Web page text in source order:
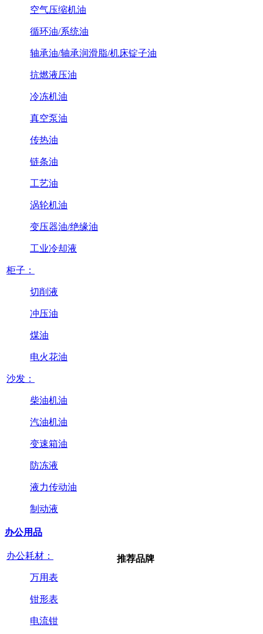
空气压缩机油
循环油/系统油
轴承油/轴承润滑脂/机床锭子油
抗燃液压油
冷冻机油
真空泵油
传热油
链条油
工艺油
涡轮机油
变压器油/绝缘油
工业冷却液
柜子：
切削液
冲压油
煤油
电火花油
沙发：
柴油机油
汽油机油
变速箱油
防冻液
液力传动油
制动液
办公用品
办公耗材：
万用表
钳形表
电流钳
推荐品牌